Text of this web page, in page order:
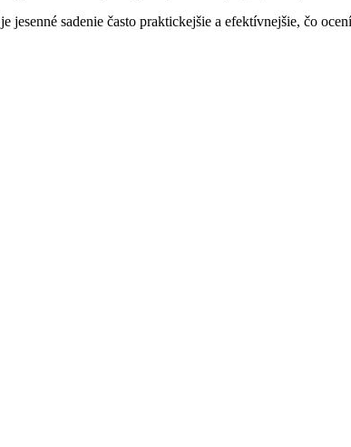
je jesenné sadenie často praktickejšie a efektívnejšie, čo